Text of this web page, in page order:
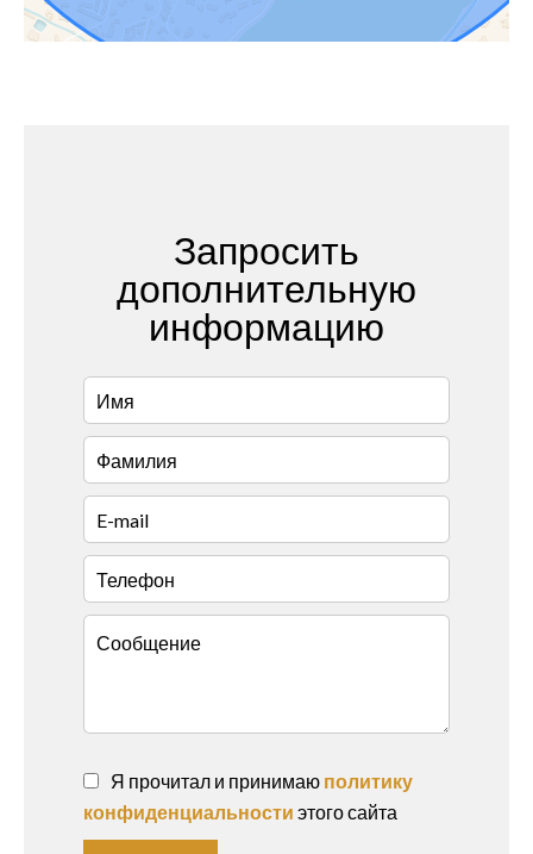
Запросить
дополнительную
информацию
Я прочитал и принимаю политику
конфиденциальности этого сайта